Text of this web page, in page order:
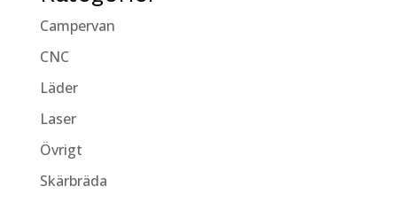
Campervan
CNC
Läder
Laser
Övrigt
Skärbräda